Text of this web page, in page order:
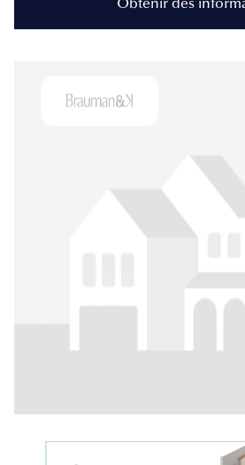
Obtenir des